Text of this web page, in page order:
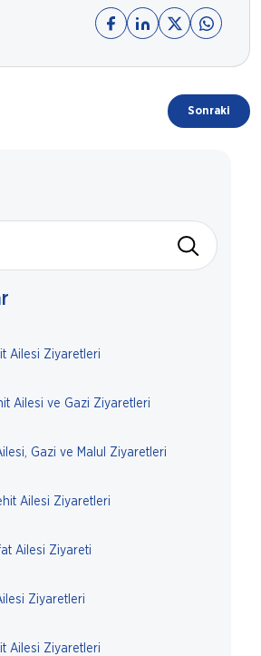
Sonraki
Ailesi Ziyaretleri
Ailesi ve Gazi Ziyaretleri
Gazi ve Malul Ziyaretleri
Ailesi Ziyaretleri
Ailesi Ziyareti
Ziyaretleri
Ailesi Ziyaretleri